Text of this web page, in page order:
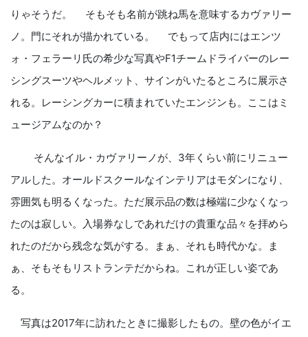
りゃそうだ。 そもそも名前が跳ね馬を意味するカヴァリー
ノ。門にそれが描かれている。 でもって店内にはエンツ
ォ・フェラーリ氏の希少な写真やF1チームドライバーのレー
シングスーツやヘルメット、サインがいたるところに展示さ
れる。レーシングカーに積まれていたエンジンも。ここはミ
ュージアムなのか？
そんなイル・カヴァリーノが、3年くらい前にリニュー
アルした。オールドスクールなインテリアはモダンになり、
雰囲気も明るくなった。ただ展示品の数は極端に少なくなっ
たのは寂しい。入場券なしであれだけの貴重な品々を拝めら
れたのだから残念な気がする。まぁ、それも時代かな。ま
ぁ、そもそもリストランテだからね。これが正しい姿であ
る。
写真は2017年に訪れたときに撮影したもの。壁の色がイエ